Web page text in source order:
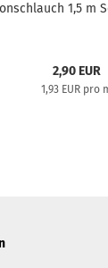
1,5 m
2,90 EUR
1,93 EUR pro